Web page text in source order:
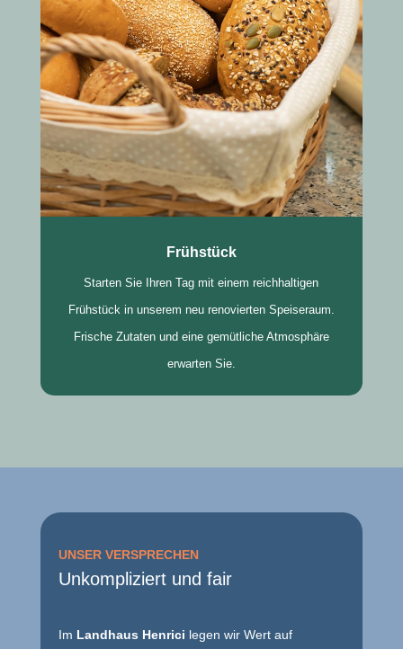
Frühstück
Starten Sie Ihren Tag mit einem reichhaltigen
Frühstück in unserem neu renovierten Speiseraum.
Frische Zutaten und eine gemütliche Atmosphäre
erwarten Sie.
UNSER VERSPRECHEN
Unkompliziert und fair
Im Landhaus Henrici legen wir Wert auf